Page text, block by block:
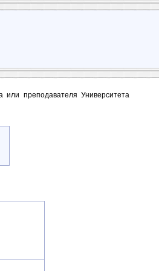
или преподавателя Университета